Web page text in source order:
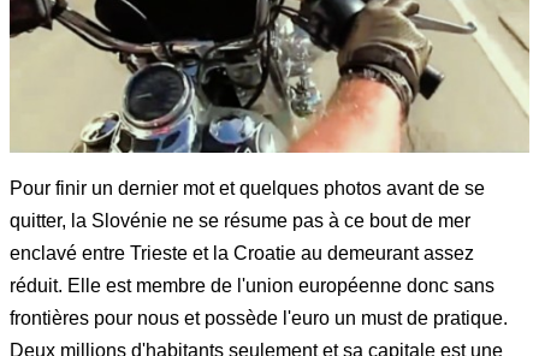
Pour finir un dernier mot et quelques photos avant de se
quitter, la Slovénie ne se résume pas à ce bout de mer
enclavé entre Trieste et la Croatie au demeurant assez
réduit. Elle est membre de l'union européenne donc sans
frontières pour nous et possède l'euro un must de pratique.
Deux millions d'habitants seulement et sa capitale est une